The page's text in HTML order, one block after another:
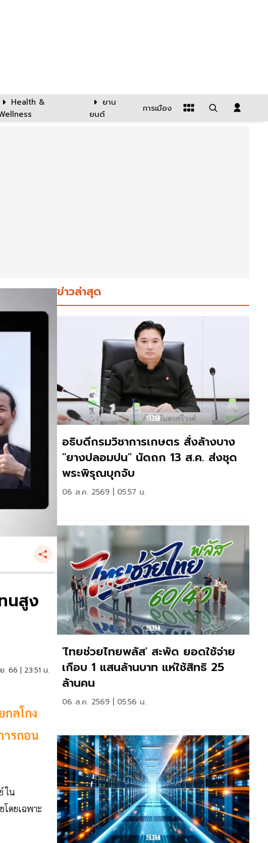
Health &
ยาน
ยนต์
การเมือง
นสูง
. 66 | 23:51 น.
ลโกง
ารถอน
ใน
โดยเฉพาะ
ข่าวล่าสุด
อธิบดีกรมวิชาการเกษตร สั่งล้างบาง
"ยางปลอมปน" นัดถก 13 ส.ค. ส่งชุด
พระพิรุณบุกจับ
06 ส.ค. 2569 | 05:57 น.
'ไทยช่วยไทยพลัส' สะพัด ยอดใช้จ่าย
เกือบ 1 แสนล้านบาท แห่ใช้สิทธิ 25
ล้านคน
06 ส.ค. 2569 | 05:56 น.